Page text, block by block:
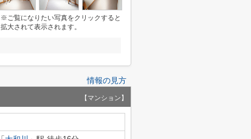
※ご覧になりたい写真をクリックすると
拡大されて表示されます。
情報の見方
【マンション】